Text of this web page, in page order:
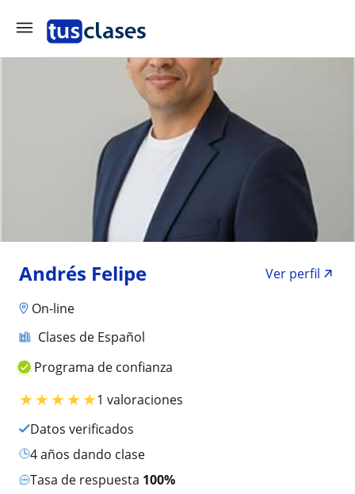
Andrés Felipe
Ver perfil
On-line
Clases de Español
Programa de confianza
★★★★★1 valoraciones
Datos verificados
4 años dando clase
Tasa de respuesta 100%